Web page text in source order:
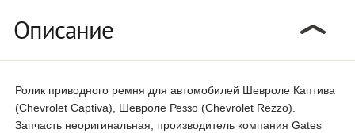
Описание
Ролик приводного ремня для автомобилей Шевроле Каптива
(Chevrolet Captiva), Шевроле Реззо (Chevrolet Rezzo).
Запчасть неоригинальная, производитель компания Gates